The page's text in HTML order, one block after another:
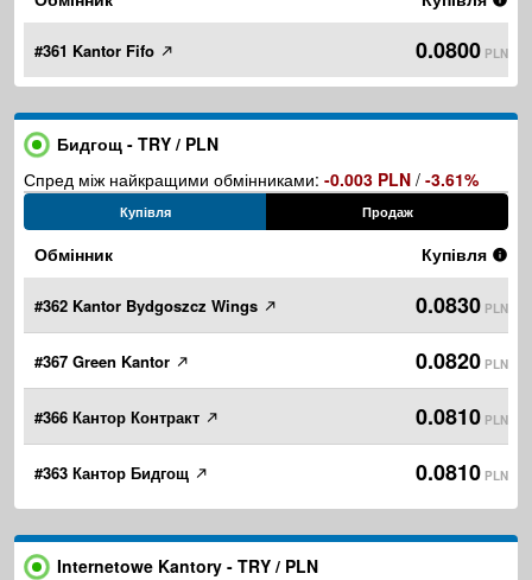
#361 Kantor Fifo 0.0800 PLN
Бидгощ - TRY / PLN
Спред між найкращими обмінниками: -0.003 PLN / -3.61%
Купівля Продаж
Обмінник Купівля
#362 Kantor Bydgoszcz Wings 0.0830 PLN
#367 Green Kantor 0.0820 PLN
#366 Кантор Контракт 0.0810 PLN
#363 Кантор Бидгощ 0.0810 PLN
Internetowe Kantory - TRY / PLN